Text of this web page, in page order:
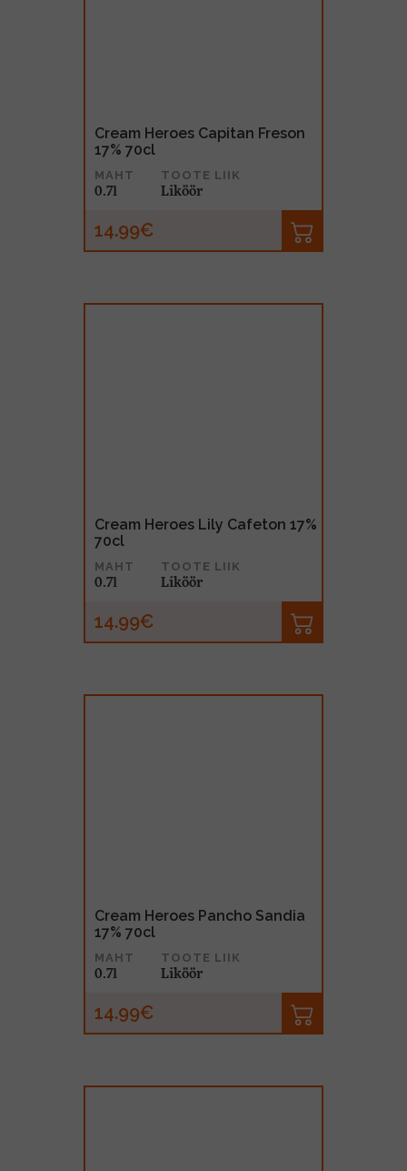
Cream Heroes Capitan Freson
17% 70cl
MAHT
0.7l
TOOTE LIIK
Liköör
14.99€
Cream Heroes Lily Cafeton 17%
70cl
MAHT
0.7l
TOOTE LIIK
Liköör
14.99€
Cream Heroes Pancho Sandia
17% 70cl
MAHT
0.7l
TOOTE LIIK
Liköör
14.99€